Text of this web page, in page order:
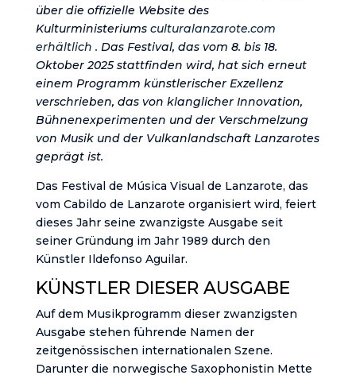
über die offizielle Website des
Kulturministeriums culturalanzarote.com
erhältlich . Das Festival, das vom 8. bis 18.
Oktober 2025 stattfinden wird, hat sich erneut
einem Programm künstlerischer Exzellenz
verschrieben, das von klanglicher Innovation,
Bühnenexperimenten und der Verschmelzung
von Musik und der Vulkanlandschaft Lanzarotes
geprägt ist.
Das Festival de Música Visual de Lanzarote, das
vom Cabildo de Lanzarote organisiert wird, feiert
dieses Jahr seine zwanzigste Ausgabe seit
seiner Gründung im Jahr 1989 durch den
Künstler Ildefonso Aguilar.
KÜNSTLER DIESER AUSGABE
Auf dem Musikprogramm dieser zwanzigsten
Ausgabe stehen führende Namen der
zeitgenössischen internationalen Szene.
Darunter die norwegische Saxophonistin Mette